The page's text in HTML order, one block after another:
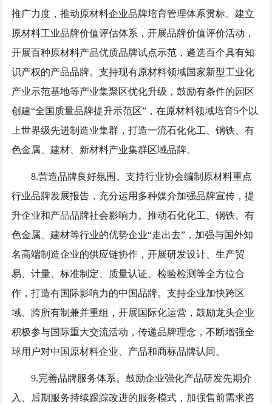
推广力度，推动原材料企业品牌培育管理体系贯标。建立
原材料工业品牌价值评估体系，开展品牌价值评价活动，
开展百种原材料产品优质品牌试点示范，遴选百个具有知
识产权的产品品牌。支持现有原材料领域国家新型工业化
产业示范基地等产业集聚区优化升级，鼓励有条件的园区
创建“全国质量品牌提升示范区”，在原材料领域培育5个以
上世界级先进制造业集群，打造一流石化化工、钢铁、有
色金属、建材、新材料产业集群区域品牌。
8.营造品牌良好氛围。支持行业协会编制原材料重点
行业品牌发展报告，充分运用多种媒介加强品牌宣传，提
升企业和产品品牌社会影响力。推动石化化工、钢铁、有
色金属、建材等行业的优势企业“走出去”，加强与国外知
名高端制造企业的供应链协作，开展研发设计、生产贸
易、计量、标准制定、质量认证、检验检测等全方位合
作，打造有国际影响力的中国品牌。支持企业加快跨区
域、跨所有制兼并重组，开展国际化运营，鼓励龙头企业
积极参与国际重大交流活动，传递品牌理念，不断增强全
球用户对中国原材料企业、产品和商标品牌认同。
9.完善品牌服务体系。鼓励企业强化产品研发先期介
入、后期服务持续跟踪改进的服务模式，加强售前需求咨